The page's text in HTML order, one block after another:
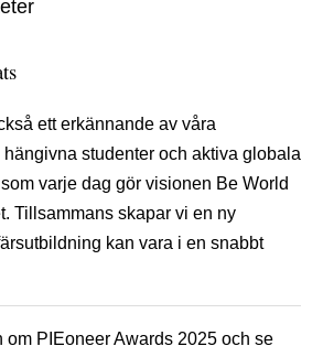
ett erkännande av våra
studenter och aktiva globala
varje dag gör visionen Be World
Tillsammans skapar vi en ny
kan vara i en snabbt
om PIEoneer Awards 2025 och se